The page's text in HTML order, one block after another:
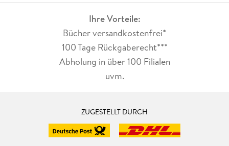
Ihre Vorteile:
Bücher versandkostenfrei*
100 Tage Rückgaberecht***
Abholung in über 100 Filialen
uvm.
ZUGESTELLT DURCH